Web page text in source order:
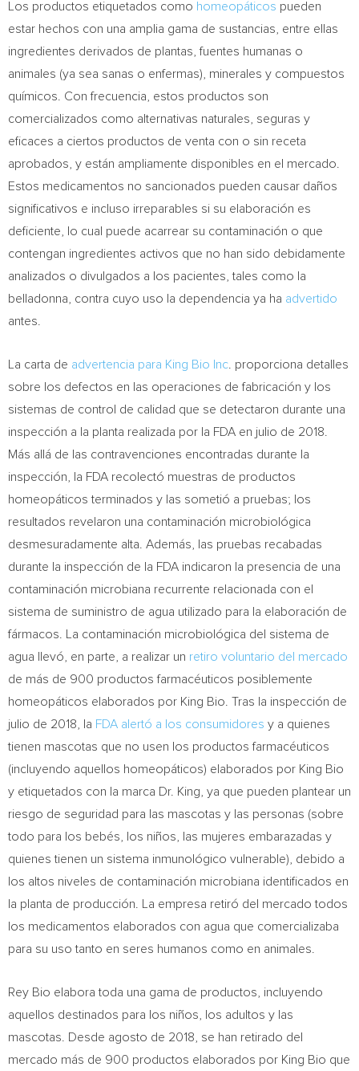
Los productos etiquetados como homeopáticos pueden
estar hechos con una amplia gama de sustancias, entre ellas
ingredientes derivados de plantas, fuentes humanas o
animales (ya sea sanas o enfermas), minerales y compuestos
químicos. Con frecuencia, estos productos son
comercializados como alternativas naturales, seguras y
eficaces a ciertos productos de venta con o sin receta
aprobados, y están ampliamente disponibles en el mercado.
Estos medicamentos no sancionados pueden causar daños
significativos e incluso irreparables si su elaboración es
deficiente, lo cual puede acarrear su contaminación o que
contengan ingredientes activos que no han sido debidamente
analizados o divulgados a los pacientes, tales como la
belladonna, contra cuyo uso la dependencia ya ha advertido
antes.
La carta de advertencia para King Bio Inc . proporciona detalles
sobre los defectos en las operaciones de fabricación y los
sistemas de control de calidad que se detectaron durante una
inspección a la planta realizada por la FDA en julio de 2018.
Más allá de las contravenciones encontradas durante la
inspección, la FDA recolectó muestras de productos
homeopáticos terminados y las sometió a pruebas; los
resultados revelaron una contaminación microbiológica
desmesuradamente alta. Además, las pruebas recabadas
durante la inspección de la FDA indicaron la presencia de una
contaminación microbiana recurrente relacionada con el
sistema de suministro de agua utilizado para la elaboración de
fármacos. La contaminación microbiológica del sistema de
agua llevó, en parte, a realizar un retiro voluntario del mercado
de más de 900 productos farmacéuticos posiblemente
homeopáticos elaborados por King Bio Tras la inspección de
julio de 2018, la FDA alertó a los consumidores y a quienes
tienen mascotas que no usen los productos farmacéuticos
(incluyendo aquellos homeopáticos) elaborados por King Bio
y etiquetados con la marca Dr. King, ya que pueden plantear un
riesgo de seguridad para las mascotas y las personas (sobre
todo para los bebés, los niños, las mujeres embarazadas y
quienes tienen un sistema inmunológico vulnerable), debido a
los altos niveles de contaminación microbiana identificados en
la planta de producción. La empresa retiró del mercado todos
los medicamentos elaborados con agua que comercializaba
para su uso tanto en seres humanos como en animales.
Rey Bio elabora toda una gama de productos, incluyendo
aquellos destinados para los niños, los adultos y las
mascotas. Desde agosto de 2018, se han retirado del
mercado más de 900 productos elaborados por King Bio que